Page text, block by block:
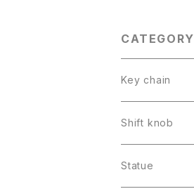
CATEGORY
Key chain
Shift knob
Statue